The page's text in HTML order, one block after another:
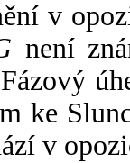
v
není
ke
v